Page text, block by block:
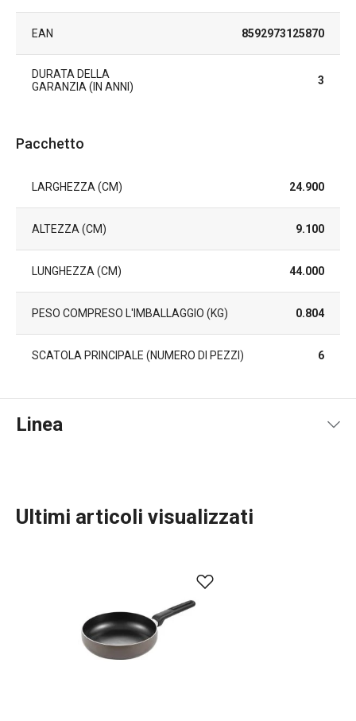
EAN 8592973125870
DURATA DELLA
GARANZIA (IN ANNI)
3
Pacchetto
LARGHEZZA (CM) 24.900
ALTEZZA (CM) 9.100
LUNGHEZZA (CM) 44.000
PESO COMPRESO L'IMBALLAGGIO (KG) 0.804
SCATOLA PRINCIPALE (NUMERO DI PEZZI) 6
Linea
Cucinare
Ultimi articoli visualizzati